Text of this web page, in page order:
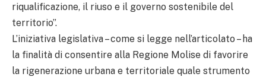
riqualificazione, il riuso e il governo sostenibile del
territorio”.
L’iniziativa legislativa – come si legge nell’articolato – ha
la finalità di consentire alla Regione Molise di favorire
la rigenerazione urbana e territoriale quale strumento